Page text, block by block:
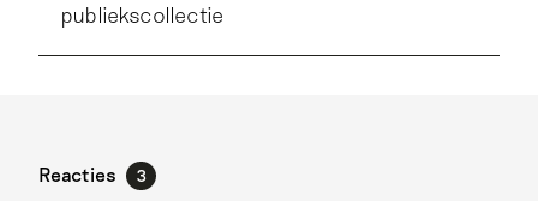
publiekscollectie
Reacties 3